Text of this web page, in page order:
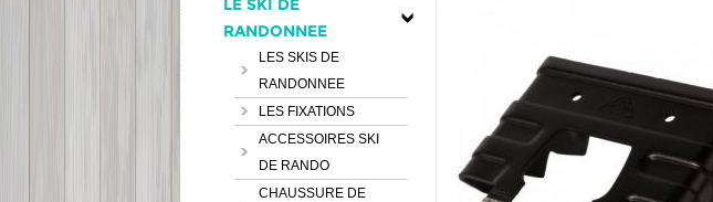
LE SKI DE
RANDONNEE
LES SKIS DE
RANDONNEE
LES FIXATIONS
ACCESSOIRES SKI
DE RANDO
CHAUSSURE DE